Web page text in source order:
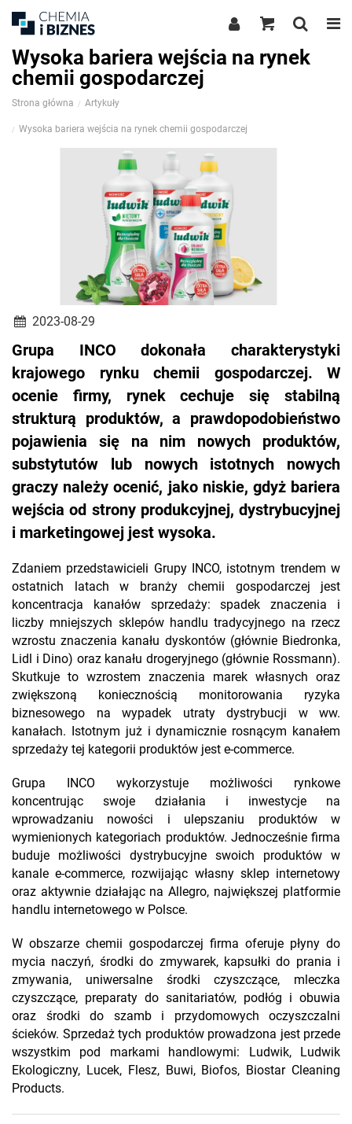
Wysoka bariera wejścia na rynek
chemii gospodarczej
Strona główna Artykuły
Wysoka bariera wejścia na rynek chemii gospodarczej
2023-08-29
Grupa INCO dokonała charakterystyki
krajowego rynku chemii gospodarczej. W
ocenie firmy, rynek cechuje się stabilną
strukturą produktów, a prawdopodobieństwo
pojawienia się na nim nowych produktów,
substytutów lub nowych istotnych nowych
graczy należy ocenić, jako niskie, gdyż bariera
wejścia od strony produkcyjnej, dystrybucyjnej
i marketingowej jest wysoka.
Zdaniem przedstawicieli Grupy INCO, istotnym trendem w
ostatnich latach w branży chemii gospodarczej jest
koncentracja kanałów sprzedaży: spadek znaczenia i
liczby mniejszych sklepów handlu tradycyjnego na rzecz
wzrostu znaczenia kanału dyskontów (głównie Biedronka,
Lidl i Dino) oraz kanału drogeryjnego (głównie Rossmann).
Skutkuje to wzrostem znaczenia marek własnych oraz
zwiększoną koniecznością monitorowania ryzyka
biznesowego na wypadek utraty dystrybucji w ww.
kanałach. Istotnym już i dynamicznie rosnącym kanałem
sprzedaży tej kategorii produktów jest e-commerce.
Grupa INCO wykorzystuje możliwości rynkowe
koncentrując swoje działania i inwestycje na
wprowadzaniu nowości i ulepszaniu produktów w
wymienionych kategoriach produktów. Jednocześnie firma
buduje możliwości dystrybucyjne swoich produktów w
kanale e-commerce, rozwijając własny sklep internetowy
oraz aktywnie działając na Allegro, największej platformie
handlu internetowego w Polsce.
W obszarze chemii gospodarczej firma oferuje płyny do
mycia naczyń, środki do zmywarek, kapsułki do prania i
zmywania, uniwersalne środki czyszczące, mleczka
czyszczące, preparaty do sanitariatów, podłóg i obuwia
oraz środki do szamb i przydomowych oczyszczalni
ścieków. Sprzedaż tych produktów prowadzona jest przede
wszystkim pod markami handlowymi: Ludwik, Ludwik
Ekologiczny, Lucek, Flesz, Buwi, Biofos, Biostar Cleaning
Products.